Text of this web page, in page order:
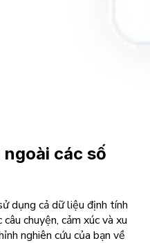
các số
dụng cả dữ liệu định tính
chuyện, cảm xúc và xu
nghiên cứu của bạn về